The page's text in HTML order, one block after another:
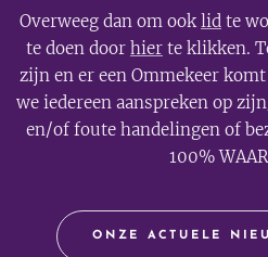
Overweeg dan om ooklid te
te doen door hier te klikken.
zijn en er een Ommekeer
we iedereen aanspreken op
en/of foute handelingen of
100%
ONZE ACTUELE